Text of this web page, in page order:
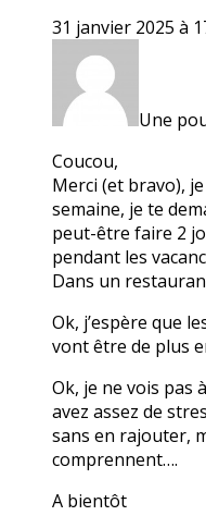
31 janvier 2025 à
Une
Coucou,
Merci (et bravo),
semaine, je te
peut-être faire 2
pendant les
Dans un
Ok, j’espère que
vont être de plus
Ok, je ne vois pas
avez assez de
sans en rajouter,
comprennent….
A bientôt